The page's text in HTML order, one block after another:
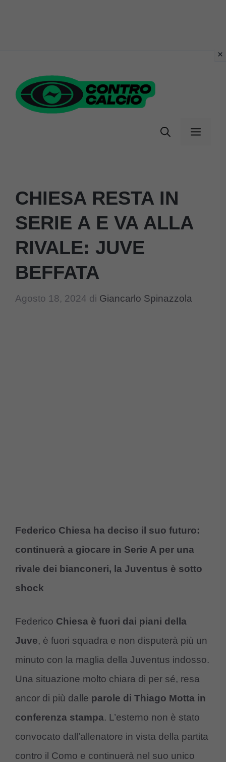
contenuto
Menu
CHIESA RESTA IN
SERIE A E VA ALLA
RIVALE: JUVE
BEFFATA
Agosto 18, 2024 di Giancarlo Spinazzola
Federico Chiesa ha deciso il suo futuro:
continuerà a giocare in Serie A per una
rivale dei bianconeri, la Juventus è sotto
shock
Federico Chiesa è fuori dai piani della
Juve, è fuori squadra e non disputerà più un
minuto con la maglia della Juventus indosso.
Una situazione molto chiara di per sé, resa
ancor di più dalle parole di Thiago Motta in
conferenza stampa. L’esterno non è stato
convocato dall’allenatore in vista della partita
contro il Como e continuerà nel suo unico